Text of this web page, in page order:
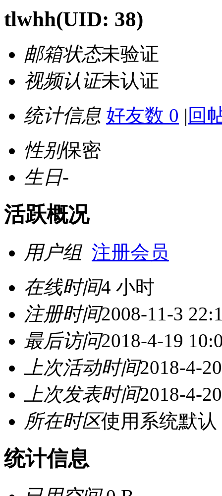
tlwhh(UID: 38)
邮箱状态未验证
视频认证未认证
统计信息 好友数 0 | 回
性别保密
生日-
活跃概况
用户组 注册会员
在线时间4 小时
注册时间2008-11-3
最后访问2018-4-19
上次活动时间2018-4-
上次发表时间2018-4-
所在时区使用系统默认
统计信息